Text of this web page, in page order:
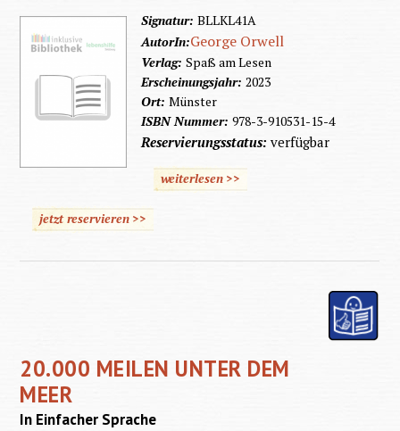
Signatur: BLLKL41A
AutorIn:George Orwell
Verlag: Spaß am Lesen
Erscheinungsjahr: 2023
Ort: Münster
ISBN Nummer: 978-3-910531-15-4
Reservierungsstatus: verfügbar
weiterlesen >>
jetzt reservieren >>
20.000 MEILEN UNTER DEM
MEER
In Einfacher Sprache